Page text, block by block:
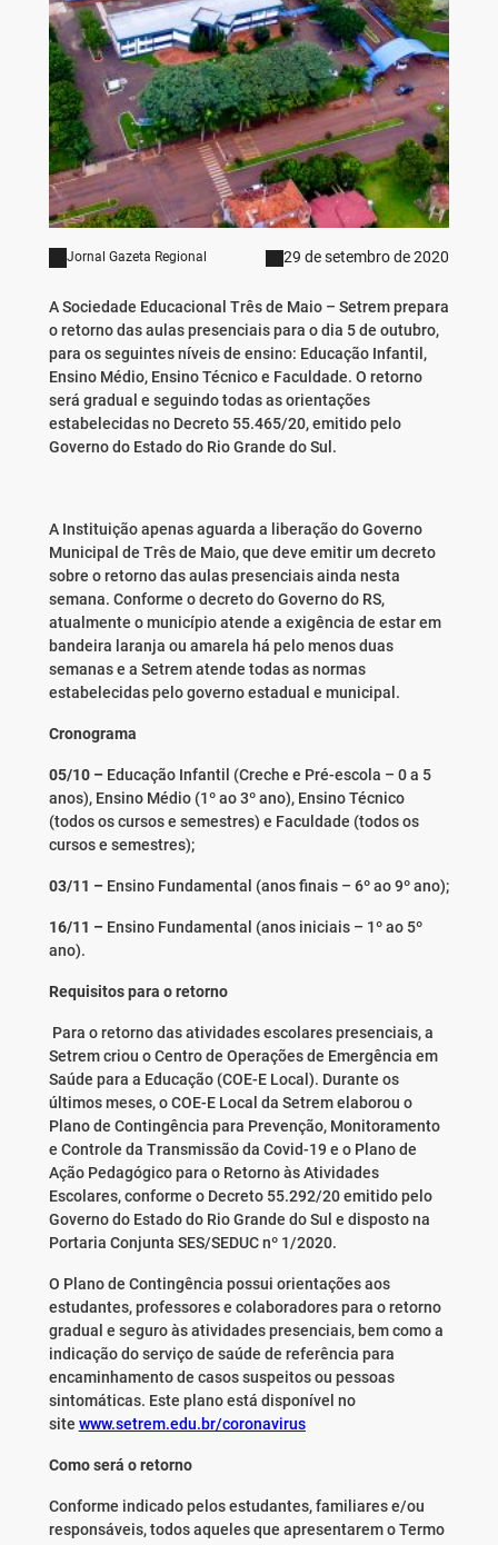
Jornal Gazeta Regional 29 de setembro de 2020
A Sociedade Educacional Três de Maio – Setrem prepara
o retorno das aulas presenciais para o dia 5 de outubro,
para os seguintes níveis de ensino: Educação Infantil,
Ensino Médio, Ensino Técnico e Faculdade. O retorno
será gradual e seguindo todas as orientações
estabelecidas no Decreto 55.465/20, emitido pelo
Governo do Estado do Rio Grande do Sul.
A Instituição apenas aguarda a liberação do Governo
Municipal de Três de Maio, que deve emitir um decreto
sobre o retorno das aulas presenciais ainda nesta
semana. Conforme o decreto do Governo do RS,
atualmente o município atende a exigência de estar em
bandeira laranja ou amarela há pelo menos duas
semanas e a Setrem atende todas as normas
estabelecidas pelo governo estadual e municipal.
Cronograma
05/10 – Educação Infantil (Creche e Pré-escola – 0 a 5
anos), Ensino Médio (1º ao 3º ano), Ensino Técnico
(todos os cursos e semestres) e Faculdade (todos os
cursos e semestres);
03/11 – Ensino Fundamental (anos finais – 6º ao 9º ano);
16/11 – Ensino Fundamental (anos iniciais – 1º ao 5º
ano).
Requisitos para o retorno
Para o retorno das atividades escolares presenciais, a
Setrem criou o Centro de Operações de Emergência em
Saúde para a Educação (COE-E Local). Durante os
últimos meses, o COE-E Local da Setrem elaborou o
Plano de Contingência para Prevenção, Monitoramento
e Controle da Transmissão da Covid-19 e o Plano de
Ação Pedagógico para o Retorno às Atividades
Escolares, conforme o Decreto 55.292/20 emitido pelo
Governo do Estado do Rio Grande do Sul e disposto na
Portaria Conjunta SES/SEDUC nº 1/2020.
O Plano de Contingência possui orientações aos
estudantes, professores e colaboradores para o retorno
gradual e seguro às atividades presenciais, bem como a
indicação do serviço de saúde de referência para
encaminhamento de casos suspeitos ou pessoas
sintomáticas. Este plano está disponível no
site www.setrem.edu.br/coronavirus
Como será o retorno
Conforme indicado pelos estudantes, familiares e/ou
responsáveis, todos aqueles que apresentarem o Termo